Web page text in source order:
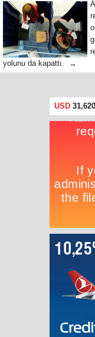
yolunu da kapattı. →
USD